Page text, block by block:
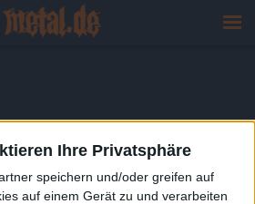
Ihre Privatsphäre
speichern und/oder greifen auf
auf einem Gerät zu und verarbeiten